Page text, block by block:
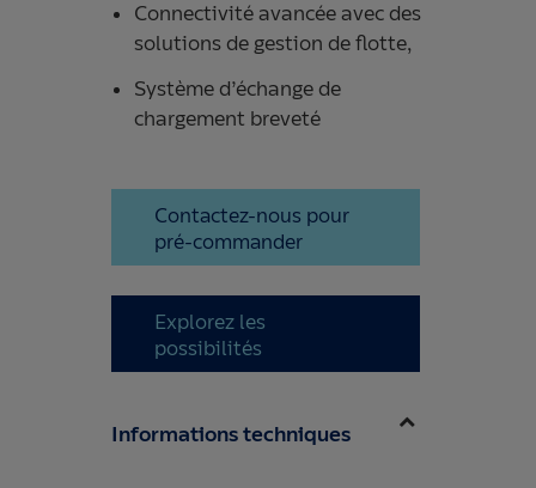
Connectivité avancée avec des
solutions de gestion de flotte,
Système d’échange de
chargement breveté
Contactez-nous pour
pré-commander
Explorez les
possibilités
Informations techniques